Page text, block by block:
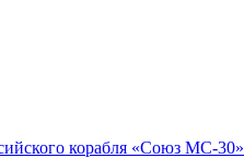
корабля «Союз МС-30»